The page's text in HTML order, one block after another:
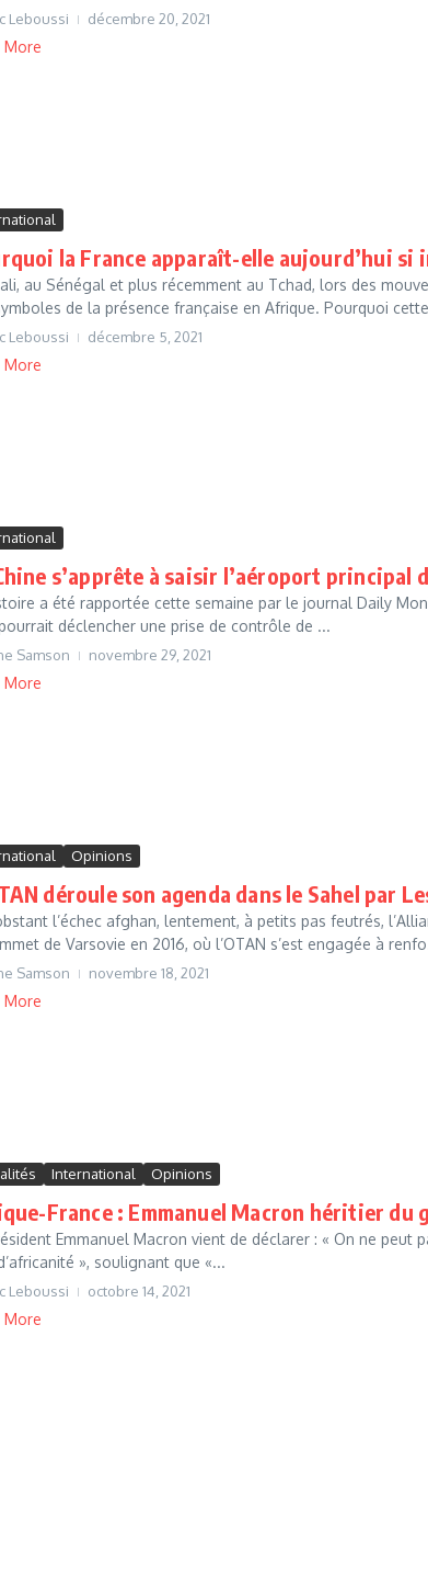
Leboussi décembre 20, 2021
More
la France apparaît-elle aujourd’hui si
au Sénégal et plus récemment au Tchad, lors des
de la présence française en Afrique. Pourquoi
Leboussi décembre 5, 2021
More
s’apprête à saisir l’aéroport principal
a été rapportée cette semaine par le journal Daily
déclencher une prise de contrôle de ...
Samson novembre 29, 2021
More
Opinions
déroule son agenda dans le Sahel par
l’échec afghan, lentement, à petits pas feutrés,
de Varsovie en 2016, où l’OTAN s’est engagée à
Samson novembre 18, 2021
More
International Opinions
France : Emmanuel Macron héritier du
Emmanuel Macron vient de déclarer : « On ne peut
», soulignant que «...
Leboussi octobre 14, 2021
More